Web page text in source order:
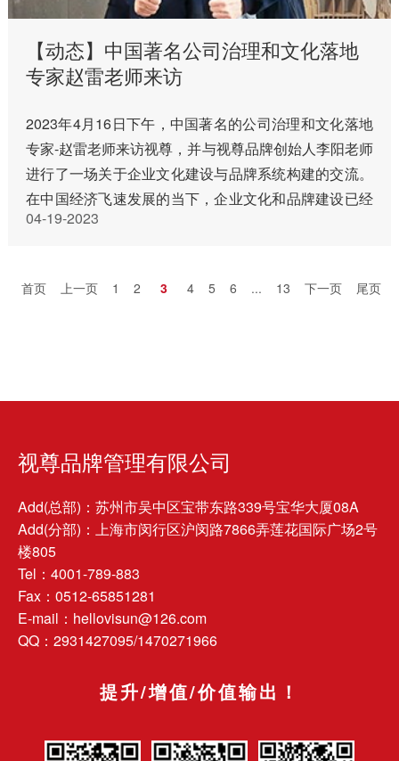
【动态】中国著名公司治理和文化落地
专家赵雷老师来访
2023年4月16日下午，中国著名的公司治理和文化落地
专家-赵雷老师来访视尊，并与视尊品牌创始人李阳老师
进行了一场关于企业文化建设与品牌系统构建的交流。
在中国经济飞速发展的当下，企业文化和品牌建设已经
成为企业长远发展的重要保障，两位专家在交流中分享
04-19-2023
首页 上一页 1 2 3 4 5 6 ... 13 下一页 尾页
视尊品牌管理有限公司
Add(总部)：苏州市吴中区宝带东路339号宝华大厦08A
Add(分部)：上海市闵行区沪闵路7866弄莲花国际广场2号
楼805
Tel：4001-789-883
Fax：0512-65851281
E-mail：hellovisun@126.com
QQ：2931427095/1470271966
提升/增值/价值输出！